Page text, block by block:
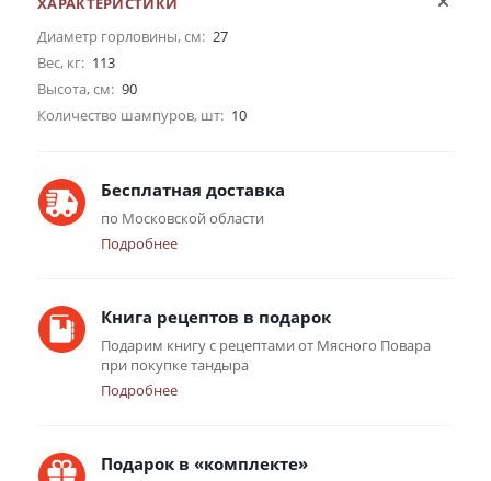
Диаметр горловины, см: 27
Вес, кг: 113
Высота, см: 90
Количество шампуров, шт: 10
Бесплатная доставка
по Московской области
Подробнее
Книга рецептов в подарок
Подарим книгу с рецептами от Мясного Повара
при покупке тандыра
Подробнее
Подарок в «комплекте»